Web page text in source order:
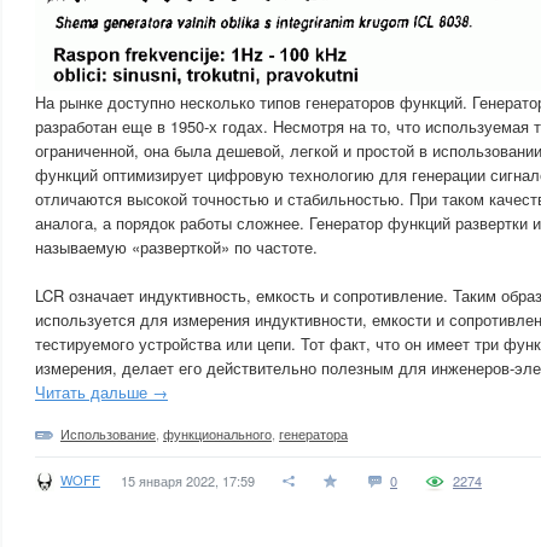
На рынке доступно несколько типов генераторов функций.
разработан еще в 1950-х годах. Несмотря на то, что используемая
ограниченной, она была дешевой, легкой и простой в
функций оптимизирует цифровую технологию для генерации
отличаются высокой точностью и стабильностью. При таком
аналога, а порядок работы сложнее. Генератор функций развертки
называемую «разверткой» по частоте.
LCR означает индуктивность, емкость и сопротивление. Таким
используется для измерения индуктивности, емкости и
тестируемого устройства или цепи. Тот факт, что он имеет три
измерения, делает его действительно полезным для инженеров-
Читать дальше →
Использование функционального генератора
WOFF 15 января 2022, 17:59 0 2274